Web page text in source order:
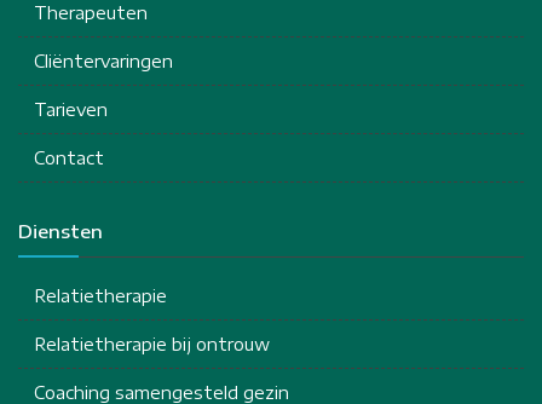
Therapeuten
Cliëntervaringen
Tarieven
Contact
Diensten
Relatietherapie
Relatietherapie bij ontrouw
Coaching samengesteld gezin